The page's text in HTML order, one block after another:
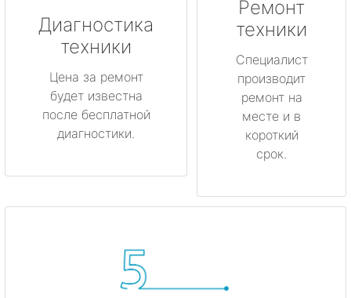
Диагностика
техники
Цена за ремонт
будет известна
после бесплатной
диагностики.
Ремонт
техники
Специалист
производит
ремонт на
месте и в
короткий
срок.